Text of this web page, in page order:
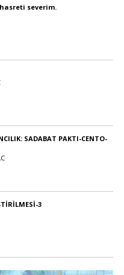
severim.
SADABAT PAKTI-CENTO-
3